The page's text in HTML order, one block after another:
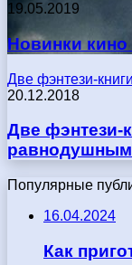
19.05.2019
Новинки кино
Две фэнтези-
20.12.2018
Две фэнтези-
равнодушным
Популярные
16.04.2024
Как